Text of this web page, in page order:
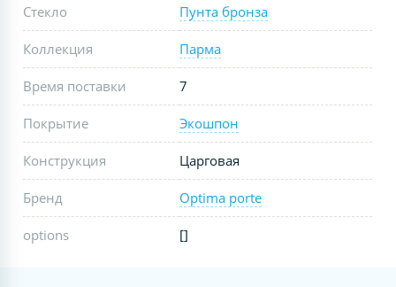
Стекло Пунта бронза
Коллекция Парма
Время поставки 7
Покрытие Экошпон
Конструкция Царговая
Бренд Optima porte
options []